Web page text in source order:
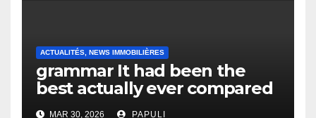
ACTUALITÉS, NEWS IMMOBILIÈRES
grammar It had been the
best actually ever compared
to it’s the top actually?
MAR 30, 2026 PAPULI